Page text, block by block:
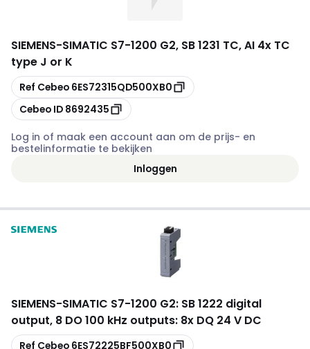
SIEMENS-SIMATIC S7-1200 G2, SB 1231 TC, AI 4x TC
type J or K
Kopiëren
Ref Cebeo 6ES72315QD500XB0
Kopiëren
Cebeo ID 8692435
Log in of maak een account aan om de prijs- en
bestelinformatie te bekijken
Inloggen
SIEMENS-SIMATIC S7-1200 G2: SB 1222 digital
output, 8 DO 100 kHz outputs: 8x DQ 24 V DC
Kopiëren
Ref Cebeo 6ES72225BF500XB0